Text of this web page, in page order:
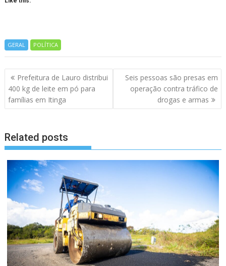
GERAL POLÍTICA
Navegação
de
artigos
Prefeitura de Lauro distribui
400 kg de leite em pó para
famílias em Itinga
Seis pessoas são presas em
operação contra tráfico de
drogas e armas
Related posts